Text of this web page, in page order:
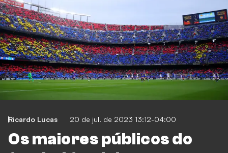
Ricardo Lucas 20 de jul. de 2023 13:12-04:00
Os maiores públicos do